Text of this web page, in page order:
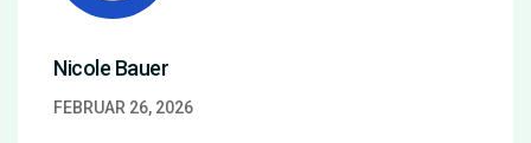
Nicole Bauer
FEBRUAR 26, 2026